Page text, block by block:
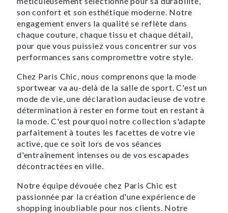
son confort et son esthétique moderne. Notre
engagement envers la qualité se reflète dans
chaque couture, chaque tissu et chaque détail,
pour que vous puissiez vous concentrer sur vos
performances sans compromettre votre style.
Chez Paris Chic, nous comprenons que la mode
sportwear va au-delà de la salle de sport. C'est un
mode de vie, une déclaration audacieuse de votre
détermination à rester en forme tout en restant à
la mode. C'est pourquoi notre collection s'adapte
parfaitement à toutes les facettes de votre vie
active, que ce soit lors de vos séances
d'entraînement intenses ou de vos escapades
décontractées en ville.
Notre équipe dévouée chez Paris Chic est
passionnée par la création d'une expérience de
shopping inoubliable pour nos clients. Notre